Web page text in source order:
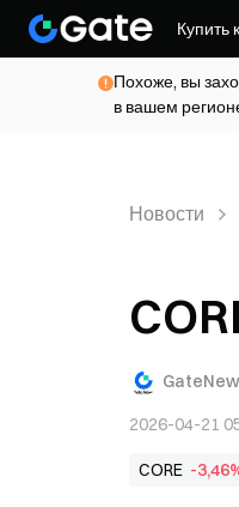
Купить
Похоже, вы
в вашем
Новости
2026-04-21
CORE -